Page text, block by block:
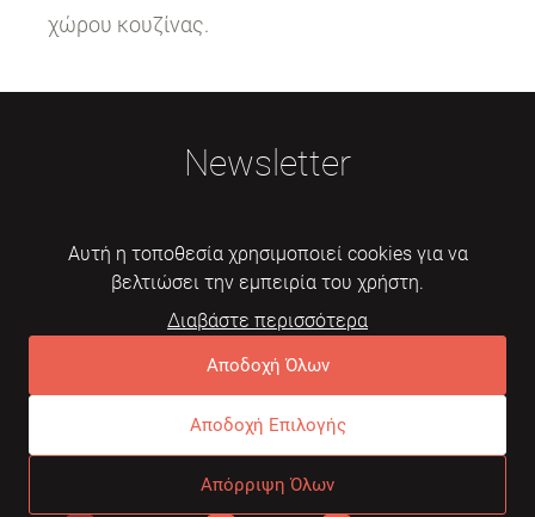
χώρου κουζίνας.
Newsletter
Εγγραφή
Συχνές ερωτήσειςΌροι χρήσης
Αυτή η τοποθεσία χρησιμοποιεί cookies για να
βελτιώσει την εμπειρία του χρήστη.
Διαβάστε περισσότερα
Αποδοχή Όλων
Αποδοχή Επιλογής
Απόρριψη Όλων